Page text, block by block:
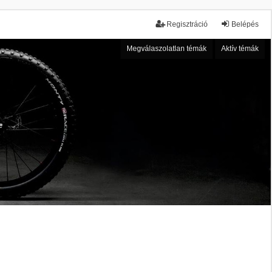
Belépés
Regisztráció
Megválaszolatlan témák Aktív témák